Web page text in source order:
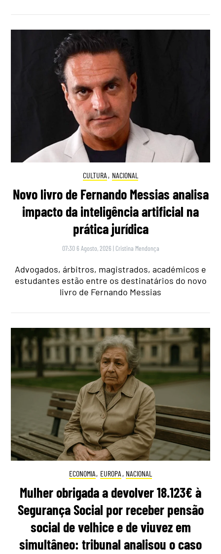
CULTURA , NACIONAL
Novo livro de Fernando Messias analisa
impacto da inteligência artificial na
prática jurídica
07:30 6 Agosto, 2026 | Cristina Mendonça
Advogados, árbitros, magistrados, académicos e
estudantes estão entre os destinatários do novo
livro de Fernando Messias
ECONOMIA, EUROPA , NACIONAL
Mulher obrigada a devolver 18.123€ à
Segurança Social por receber pensão
social de velhice e de viuvez em
simultâneo: tribunal analisou o caso